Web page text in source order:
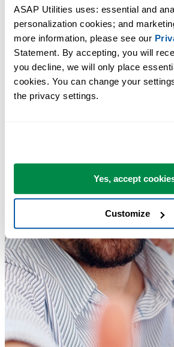
ASAP Utilities uses: essential and
personalization cookies; and
more information, please see our
Statement. By accepting, you will
you decline, we will only place
cookies. You can change your
the privacy settings.
Yes, accept
Customize